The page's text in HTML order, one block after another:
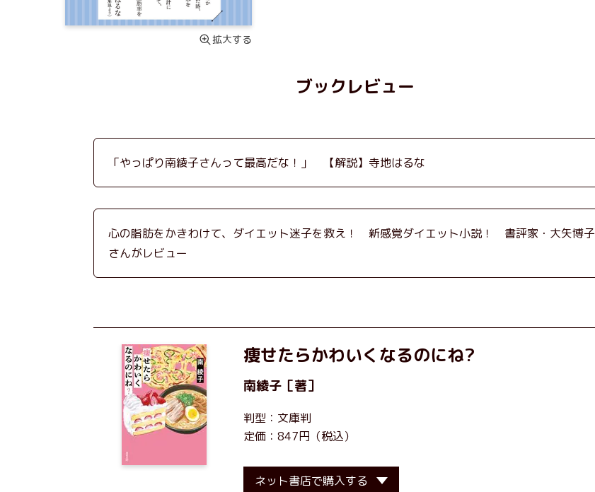
拡大する
ブックレビュー
「やっぱり南綾子さんって最高だな！」 【解説】寺地はるな
心の脂肪をかきわけて、ダイエット迷子を救え！ 新感覚ダイエット小説！ 書評家・大矢博子
さんがレビュー
痩せたらかわいくなるのにね?
南綾子 ［著］
判型：文庫判
定価：847円（税込）
ネット書店で購入する